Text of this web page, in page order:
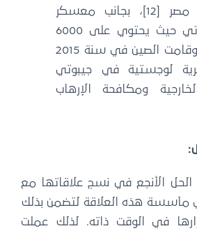
الأفريقية، ما عدا مصر [12]، بجانب معسكر
ليمونييه في جيبوتي حيث يحتوي على 6000
جندي أمريكي[13]. وقامت الصين في سنة 2015
لوجستية في جيبوتي
ومكافحة الإرهاب
الحل الأنجع في نسج علاقاتها مع
هي مأسسة هذه العلاقة لتضمن بذلك
في الوقت ذاته. لذلك عملت